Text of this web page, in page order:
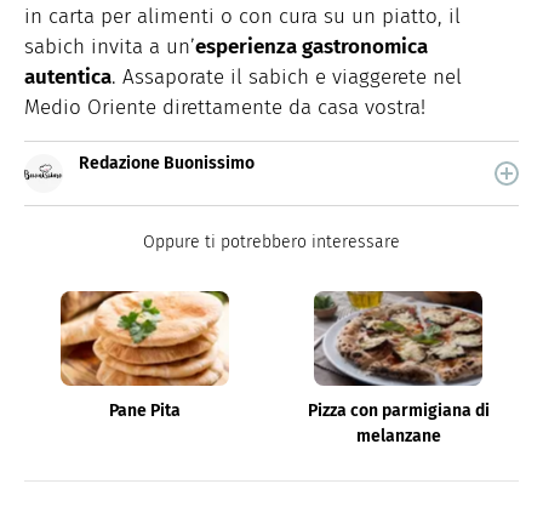
in carta per alimenti o con cura su un piatto, il
sabich invita a un’esperienza gastronomica
autentica. Assaporate il sabich e viaggerete nel
Medio Oriente direttamente da casa vostra!
Redazione Buonissimo
quale trovi idee veloci, facili e spiegate passo passo.
Oppure ti potrebbero interessare
Pane Pita
Pizza con parmigiana di
melanzane